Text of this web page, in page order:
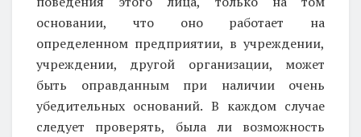
основании, что оно работает на
определенном предприятии, в учреждении,
учреждении, другой организации, может
быть оправданным при наличии очень
убедительных оснований. В каждом случае
следует проверять, была ли возможность